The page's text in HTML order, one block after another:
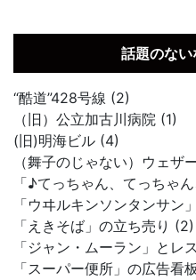
話題のな
“酷道”428号線 (2)
（旧）公立加古川病院 (1)
(旧)明海ビル (4)
（舞子のじゃない）ウェザ
「♪てっちゃん、てっちゃ
「ウヰルキンソンタンサン
「えきそば」の立ち売り (2)
「ジャン・ムーラン」とレ
「スーパー便所」の広告看